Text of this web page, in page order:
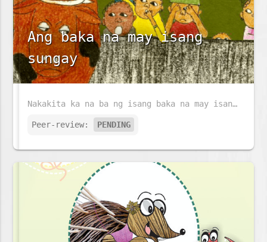
Ang baka na may isang
sungay
Nakakita ka na ba ng isang baka na may isang sungay at walang buntot?
Peer-review: PENDING